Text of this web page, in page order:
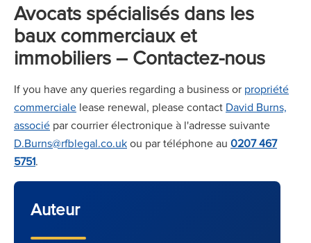
Avocats spécialisés dans les
baux commerciaux et
immobiliers – Contactez-nous
If you have any queries regarding a business or propriété
commerciale lease renewal, please contact David Burns,
associé par courrier électronique à l'adresse suivante
D.Burns@rfblegal.co.ukou par téléphone au 0207 467
5751.
Auteur